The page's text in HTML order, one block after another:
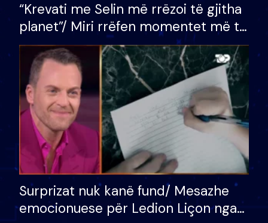
“Krevati me Selin më rrëzoi të gjitha
planet”/ Miri rrëfen momentet më të
bukura në shtëpinë e BB VIP: Do më
mungojë zilja e mëngjesit kur…
Surprizat nuk kanë fund/ Mesazhe
emocionuese për Ledion Liçon nga